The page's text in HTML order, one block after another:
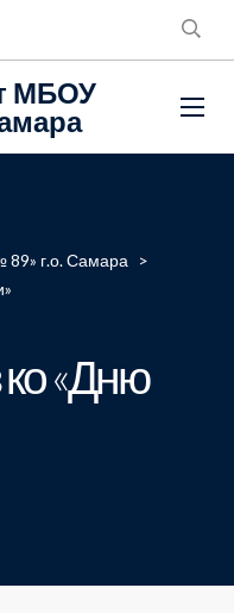
МБОУ
г.о. Самара
>
«Дню